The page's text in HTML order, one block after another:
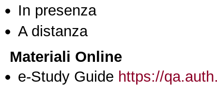
In presenza
A distanza
Materiali Online
e-Study Guide https://